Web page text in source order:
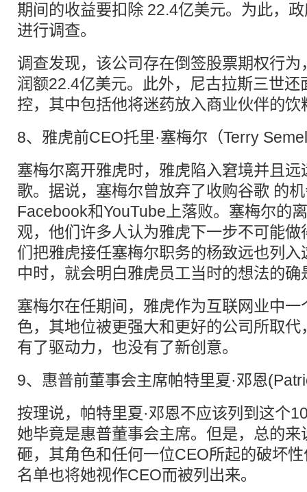
期间的收益要扣除 22.4亿美元。为此，
进行调查。
调查发现，该公司存在倒签股票期权行
润额22.4亿美元。此外，尼古拉斯三世还
控，其中包括他将迷药放入商业伙伴的饮
8、雅虎前CEO托里·塞梅尔（Terry
塞梅尔离开雅虎时，雅虎陷入窘境并且
歌。据说，塞梅尔曾放弃了收购谷歌 的
Facebook和YouTube上落败。塞梅尔的
观，他们许多人认为雅虎下一步不可能
们把雅虎接任塞梅尔职务的杨致远也列
中时，就会明白雅虎员工当时的想法的确
塞梅尔在任期间，雅虎作为互联网业中
色，其地位被更强大和更好的公司所取
有了驱动力，也没有了新创意。
9、惠普前董事会主席帕特里夏·邓恩
按理说，帕特里夏·邓恩不应该列到这个
她毕竟是惠普董事会主席。但是，总的
砸，其角色和任何一位CEO所起的破坏
名单也将她视作CEO而被列出来。